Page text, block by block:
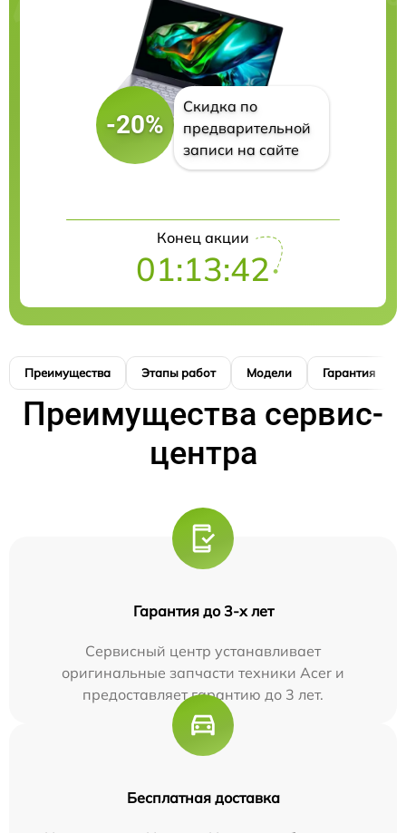
-20%
Скидка по
предварительной
записи на сайте
Конец акции
01:13:41
Преимущества Этапы работ Модели Гарантия
Преимущества сервис-
центра
Гарантия до 3-х лет
Сервисный центр устанавливает
оригинальные запчасти техники Acer и
предоставляет гарантию до 3 лет.
Бесплатная доставка